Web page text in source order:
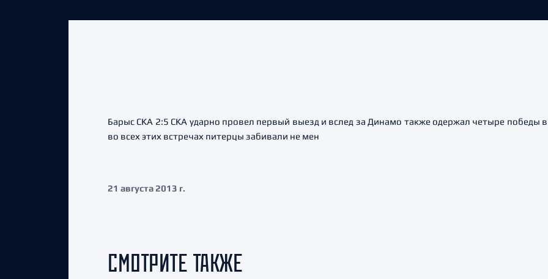
Барыс СКА 2:5 СКА ударно провел первый выезд и вслед за Динамо также одержал четыре победы
во всех этих встречах питерцы забивали не мен
21 августа 2013 г.
СМОТРИТЕ ТАКЖЕ